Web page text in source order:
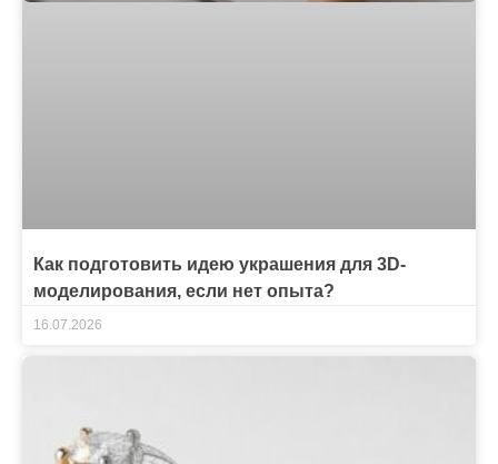
Как подготовить идею украшения для 3D-
моделирования, если нет опыта?
16.07.2026